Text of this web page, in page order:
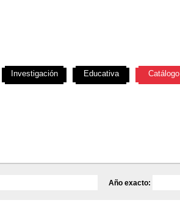
Año exacto:
Investigación Educativa Catálogo